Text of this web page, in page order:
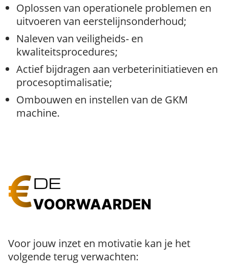
Oplossen van operationele problemen en
uitvoeren van eerstelijnsonderhoud;
Naleven van veiligheids- en
kwaliteitsprocedures;
Actief bijdragen aan verbeterinitiatieven en
procesoptimalisatie;
Ombouwen en instellen van de GKM
machine.
DE
VOORWAARDEN
Voor jouw inzet en motivatie kan je het
volgende terug verwachten: